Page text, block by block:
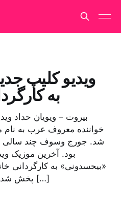
ویدیو کلیپ
به
بیروت – ویویان حداد
خواننده معروف عرب به نام
شد. جورج وسوف چند سالی
بود. آخرین موزیک
پخش شد و پس از آن به دلیل بیماری […]